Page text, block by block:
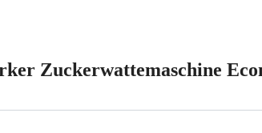
Zuckerwattemaschine